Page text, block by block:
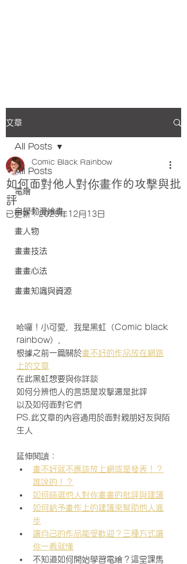
文章
All Posts
電繪
自學動漫繪畫
畫人物
畫畫技法
畫畫心法
畫畫知識與資源
All Posts
如何面對他人對你畫作的攻擊與批
評
Comic Black Rainbow
已更新：2025年12月13日
哈囉！小可愛，我是黑虹（Comic black
rainbow），
根據之前一篇關於畫不好的作品放在網路
上的文章
在此黑虹想要與你詳談
如何分辨他人的言語是攻擊還是批評
以及如何面對它們
PS.此文章的內容通用於面對親朋好友與陌
生人
延伸閱讀：
畫不好就不應該放上網或是發表！？
誰說的！？
如何篩選他人對你畫畫的批評與建議
如何給予畫作上的建議來幫助他人進
步
讓自己的作品能受歡迎？三種方式讓
你一看就懂
不知道如何開始學習電繪？這堂課馬